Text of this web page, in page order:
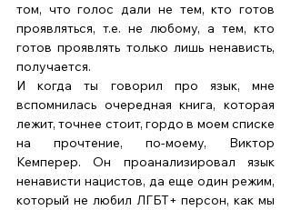
том, что голос дали не тем, кто готов
проявляться, т.е. не любому, а тем, кто
готов проявлять только лишь ненависть,
получается.
И когда ты говорил про язык, мне
вспомнилась очередная книга, которая
лежит, точнее стоит, гордо в моем списке
на прочтение, по-моему, Виктор
Кемперер. Он проанализировал язык
ненависти нацистов, да еще один режим,
который не любил ЛГБТ+ персон, как мы